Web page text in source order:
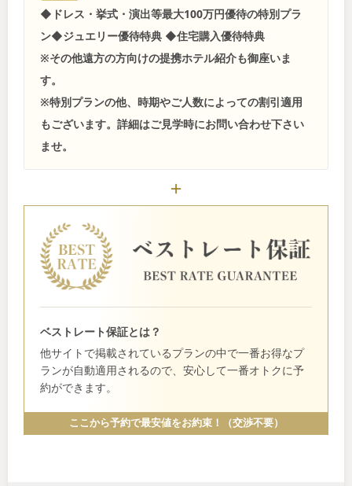
◆ドレス・挙式・演出等最大100万円優待の特別プラ
ン◆ジュエリー優待特典 ◆住宅購入優待特典
※その他遠方の方向けの提携ホテル紹介も御座いま
す。
※特別プランの他、時期やご人数によっての割引適用
もございます。詳細はご見学時にお問い合わせ下さい
ませ。
ベストレート保証とは？
他サイトで掲載されているプランの中で一番お得なプ
ランが自動適用されるので、安心して一番オトクに予
約ができます。
ここから予約で最安値をお約束！（交渉不要）